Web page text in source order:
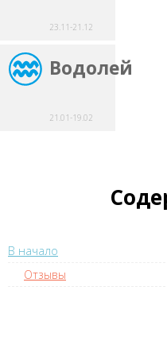
23.11-21.12
Водолей
21.01-19.02
В начало
Отзывы